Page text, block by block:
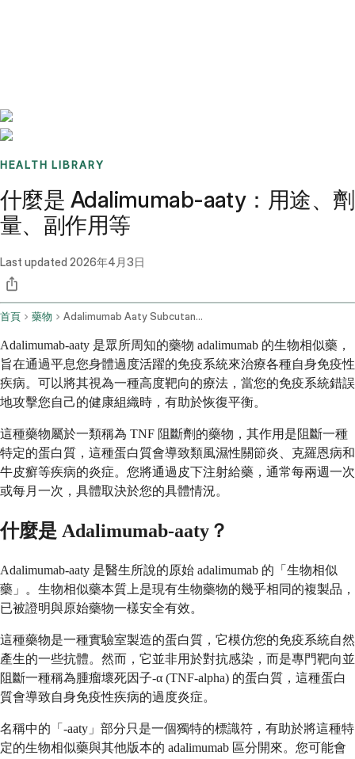
HEALTH LIBRARY
什麼是 Adalimumab-aaty：用途、劑
量、副作用等
Last updated 2026年4月3日
首頁 藥物 Adalimumab Aaty Subcutaneous Route
Adalimumab-aaty 是眾所周知的藥物 adalimumab 的生物相似藥，
旨在通過平息您身體過度活躍的免疫系統來治療各種自身免疫性
疾病。可以將其視為一種高度靶向的療法，當您的免疫系統錯誤
地攻擊您自己的健康組織時，有助於恢復平衡。
這種藥物屬於一類稱為 TNF 阻斷劑的藥物，其作用是阻斷一種
特定的蛋白質，這種蛋白質會導致類風濕性關節炎、克羅恩病和
牛皮癬等疾病的炎症。您將通過皮下注射給藥，通常每兩週一次
或每月一次，具體取決於您的具體情況。
什麼是 Adalimumab-aaty？
Adalimumab-aaty 是醫生所說的原始 adalimumab 的「生物相似
藥」。生物相似藥本質上是現有生物藥物的幾乎相同的複製品，
已被證明與原始藥物一樣安全有效。
這種藥物是一種實驗室製造的蛋白質，它模仿您的免疫系統自然
產生的一些抗體。然而，它並非用於對抗感染，而是專門靶向並
阻斷一種稱為腫瘤壞死因子-α (TNF-alpha) 的蛋白質，這種蛋白
質會導致自身免疫性疾病的過度炎症。
名稱中的「-aaty」部分只是一個獨特的標識符，有助於將這種特
定的生物相似藥與其他版本的 adalimumab 區分開來。您可能會